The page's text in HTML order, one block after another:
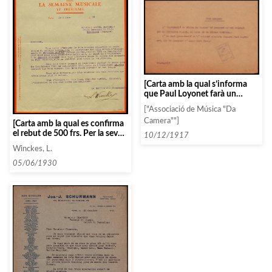
[Carta amb la qual es confirma
el rebut de 500 frs. Per la seva
suscripció durant 5 anys al
setmanari musical]
Winckes, L.
05/06/1930
[Carta amb la qual s’informa
que Paul Loyonet farà un
concert suposadament
extraordinari]
["Associació de Música "Da
Camera""]
10/12/1917